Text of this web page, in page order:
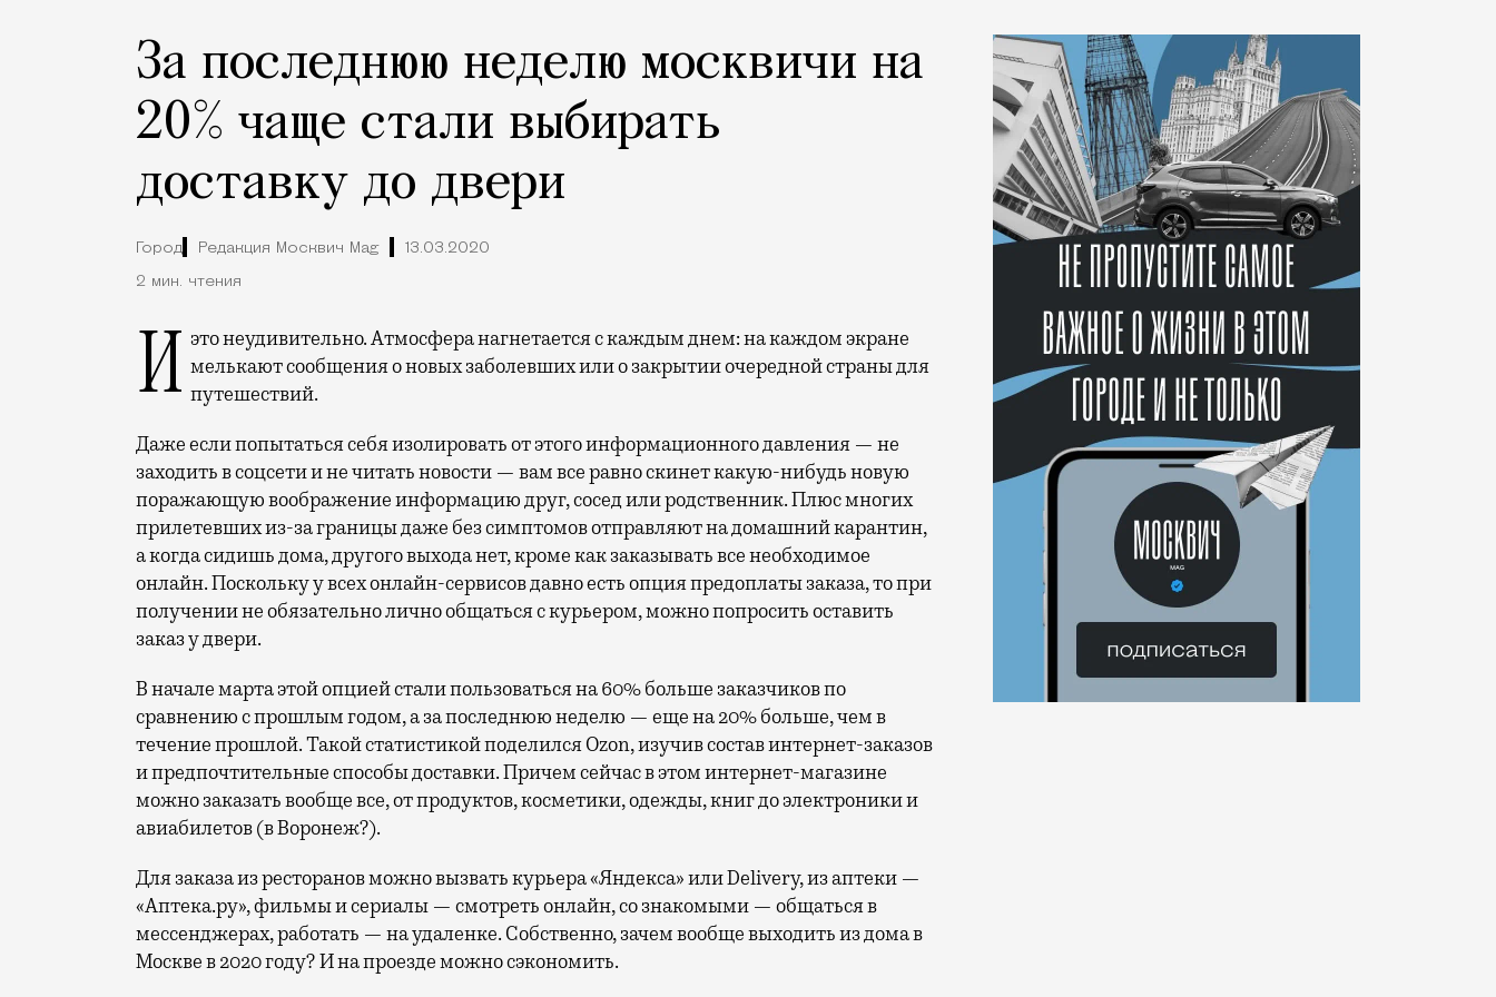
За последнюю неделю москвичи на
20% чаще стали выбирать
доставку до двери
Город Редакция Москвич Mag 13.03.2020
2 мин. чтения
И это неудивительно. Атмосфера нагнетается с каждым днем: на каждом экране мелькают сообщения о новых заболевших или о закрытии очередной страны для
путешествий.
Даже если попытаться себя изолировать от этого информационного давления — не
заходить в соцсети и не читать новости — вам все равно скинет какую-нибудь новую
поражающую воображение информацию друг, сосед или родственник. Плюс многих
прилетевших из-за границы даже без симптомов отправляют на домашний карантин,
а когда сидишь дома, другого выхода нет, кроме как заказывать все необходимое
онлайн. Поскольку у всех онлайн-сервисов давно есть опция предоплаты заказа, то при
получении не обязательно лично общаться с курьером, можно попросить оставить
заказ у двери.
В начале марта этой опцией стали пользоваться на 60% больше заказчиков по
сравнению с прошлым годом, а за последнюю неделю — еще на 20% больше, чем в
течение прошлой. Такой статистикой поделился Ozon, изучив состав интернет-заказов
и предпочтительные способы доставки. Причем сейчас в этом интернет-магазине
можно заказать вообще все, от продуктов, косметики, одежды, книг до электроники и
авиабилетов (в Воронеж?).
Для заказа из ресторанов можно вызвать курьера «Яндекса» или Delivery, из аптеки —
«Аптека.ру», фильмы и сериалы — смотреть онлайн, со знакомыми — общаться в
мессенджерах, работать — на удаленке. Собственно, зачем вообще выходить из дома в
Москве в 2020 году? И на проезде можно сэкономить.